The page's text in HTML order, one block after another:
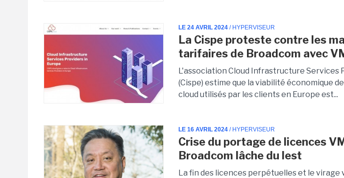
LE 24 AVRIL 2024 / HYPERVISEUR
La Cispe proteste contre les
tarifaires de Broadcom avec
L'association Cloud Infrastructure Services
(Cispe) estime que la viabilité économique
cloud utilisés par les clients en Europe est...
LE 16 AVRIL 2024 / HYPERVISEUR
Crise du portage de licences
Broadcom lâche du lest
La fin des licences perpétuelles et le virage